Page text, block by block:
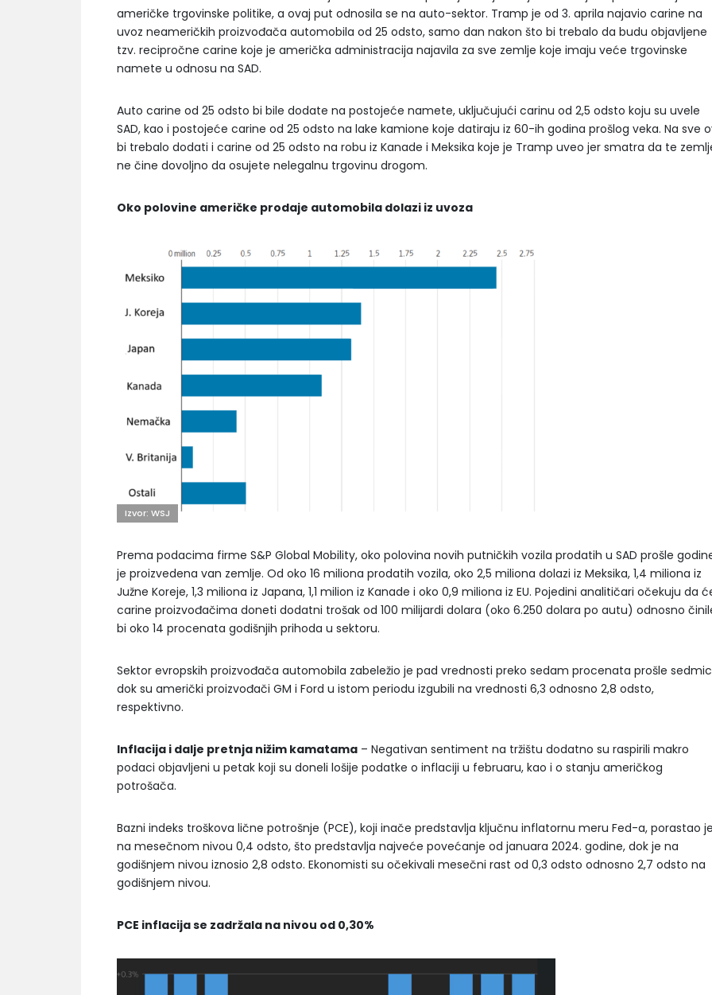
američke trgovinske politike, a ovaj put odnosila se na auto-sektor. Tramp je od 3. aprila najavio carine na
uvoz neameričkih proizvođača automobila od 25 odsto, samo dan nakon što bi trebalo da budu objavljene
tzv. recipročne carine koje je američka administracija najavila za sve zemlje koje imaju veće trgovinske
namete u odnosu na SAD.
Auto carine od 25 odsto bi bile dodate na postojeće namete, uključujući carinu od 2,5 odsto koju su uvele
SAD, kao i postojeće carine od 25 odsto na lake kamione koje datiraju iz 60-ih godina prošlog veka. Na sve
bi trebalo dodati i carine od 25 odsto na robu iz Kanade i Meksika koje je Tramp uveo jer smatra da te
ne čine dovoljno da osujete nelegalnu trgovinu drogom.
Oko polovine američke prodaje automobila dolazi iz uvoza
Izvor: WSJ
Prema podacima firme S&P Global Mobility, oko polovina novih putničkih vozila prodatih u SAD prošle
je proizvedena van zemlje. Od oko 16 miliona prodatih vozila, oko 2,5 miliona dolazi iz Meksika, 1,4 miliona iz
Južne Koreje, 1,3 miliona iz Japana, 1,1 milion iz Kanade i oko 0,9 miliona iz EU. Pojedini analitičari očekuju da
carine proizvođačima doneti dodatni trošak od 100 milijardi dolara (oko 6.250 dolara po autu) odnosno
bi oko 14 procenata godišnjih prihoda u sektoru.
Sektor evropskih proizvođača automobila zabeležio je pad vrednosti preko sedam procenata prošle
dok su američki proizvođači GM i Ford u istom periodu izgubili na vrednosti 6,3 odnosno 2,8 odsto,
respektivno.
Inflacija i dalje pretnja nižim kamatama – Negativan sentiment na tržištu dodatno su raspirili makro
podaci objavljeni u petak koji su doneli lošije podatke o inflaciji u februaru, kao i o stanju američkog
potrošača.
Bazni indeks troškova lične potrošnje (PCE), koji inače predstavlja ključnu inflatornu meru Fed-a, porastao
na mesečnom nivou 0,4 odsto, što predstavlja najveće povećanje od januara 2024. godine, dok je na
godišnjem nivou iznosio 2,8 odsto. Ekonomisti su očekivali mesečni rast od 0,3 odsto odnosno 2,7 odsto na
godišnjem nivou.
PCE inflacija se zadržala na nivou od 0,30%